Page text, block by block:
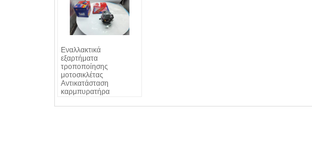
Εναλλακτικά
εξαρτήματα
τροποποίησης
μοτοσικλέτας
Αντικατάσταση
καρμπυρατήρα
μοντέλο CB125